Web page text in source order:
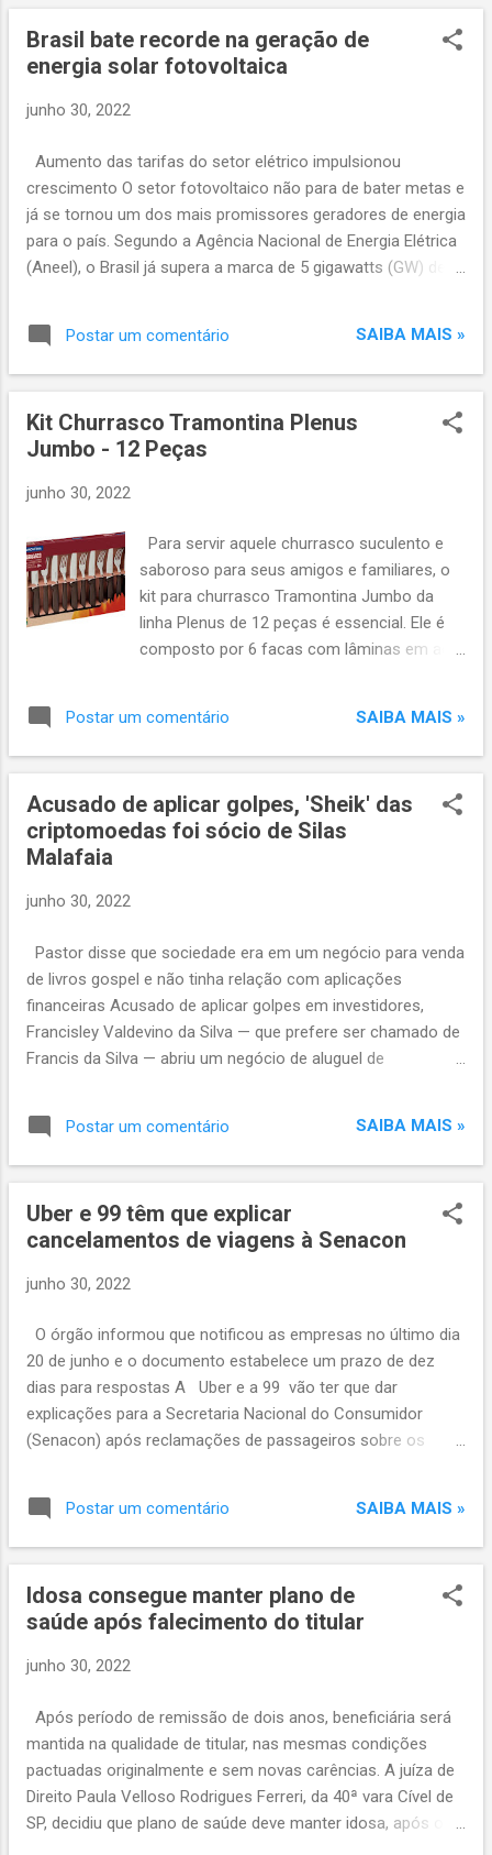
Brasil bate recorde na geração de
energia solar fotovoltaica
junho 30, 2022
Aumento das tarifas do setor elétrico impulsionou
crescimento O setor fotovoltaico não para de bater metas e
já se tornou um dos mais promissores geradores de energia
para o país. Segundo a Agência Nacional de Energia Elétrica
(Aneel), o Brasil já supera a marca de 5 gigawatts (GW) de
de 2 GW de energia produzida a partir da luz solar. Estudos
indicam que este tipo de geração deve ultrapassar 140 GW
milhão de sistemas instalados em telhados, fachadas e
pequenos terrenos no Brasil, segundo mapeamento da
(Absolar). São mais de 10,6 gigawatts (GW) de potência
instalada em residências, comércios,
indústrias, propriedades rurais e prédios públicos no país. A
entidade acredita que 2022 poderá ser o melhor ano da
energia solar no Brasil desde 2012, co...
Postar um comentário SAIBA MAIS »
Kit Churrasco Tramontina Plenus
Jumbo - 12 Peças
junho 30, 2022
Para servir aquele churrasco suculento e
saboroso para seus amigos e familiares, o
kit para churrasco Tramontina Jumbo da
linha Plenus de 12 peças é essencial. Ele é
composto por 6 facas com lâminas em aço
espessura e uma estampagem do aço que
garante maior resistência, evitando
polipropileno, material que garante maior
resistência e durabilidade. As peças ainda
elucioborges/kit-churrasco-tramontina-
plenus-jumbo-12-
pecas/p/235026100/UD/CJXU/?
campaign_email_id=3479&utm_campaign=e
mail_300622_qui_ud&utm_medium=email&u
oduto-235026100
Postar um comentário SAIBA MAIS »
Acusado de aplicar golpes, 'Sheik' das
criptomoedas foi sócio de Silas
Malafaia
junho 30, 2022
Pastor disse que sociedade era em um negócio para venda
de livros gospel e não tinha relação com aplicações
financeiras Acusado de aplicar golpes em investidores,
Francisley Valdevino da Silva — que prefere ser chamado de
Francis da Silva — abriu um negócio de aluguel de
milhão. O jornal O Globo divulgou que Francis era sócio de
Silas Malafaia em uma empresa chamada AlvoX. Segundo o
gospel e não tinha relação com criptomoedas. "Enquanto
ele [Francis] investiu nessa editora, não teve uma
deixou de pagar, eu caí fora da sociedade", disse ele em
qualquer indicação para que seus fiéis investissem em
criptomoedas. "No ano passado, alertei o povo da minha
igreja para ter cuidado com...
Postar um comentário SAIBA MAIS »
Uber e 99 têm que explicar
cancelamentos de viagens à Senacon
junho 30, 2022
O órgão informou que notificou as empresas no último dia
20 de junho e o documento estabelece um prazo de dez
dias para respostas A Uber e a 99 vão ter que dar
explicações para a Secretaria Nacional do Consumidor
(Senacon) após reclamações de passageiros sobre os
ao Ministério da Justiça de Segurança Pública, informou que
notificou as empresas no último dia 20 de junho e o
documento estabelece um prazo de dez dias para
sobre canais de reclamações para o consumidor e a política
dos aplicativos para cancelamento de viagens, o intuito da
cometidas por motoristas parceiros destas empresas.
reclamam de cancelamentos feitos pelos motoristas, os
altos valores das corridas e a dificuldade no contato com as
empresas. De acordo com a S...
Postar um comentário SAIBA MAIS »
Idosa consegue manter plano de
saúde após falecimento do titular
junho 30, 2022
Após período de remissão de dois anos, beneficiária será
mantida na qualidade de titular, nas mesmas condições
pactuadas originalmente e sem novas carências. A juíza de
Direito Paula Velloso Rodrigues Ferreri, da 40ª vara Cível de
SP, decidiu que plano de saúde deve manter idosa, após o